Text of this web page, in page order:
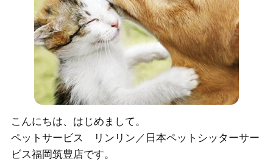
こんにちは、はじめまして。
ペットサービス リンリン／日本ペットシッターサー
ビス福岡筑豊店です。